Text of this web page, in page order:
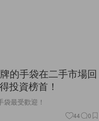
的手袋在二手市場回
投資榜首！
最受歡迎！
44 0